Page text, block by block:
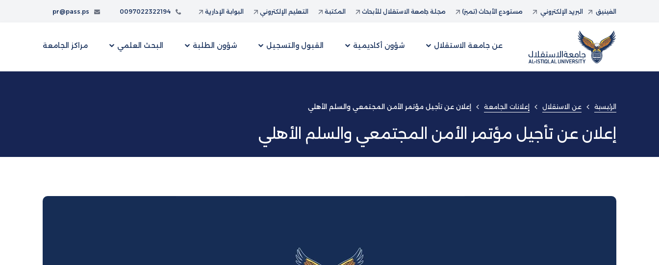
الفينيق البريد الإلكتروني مستودع الأبحاث (تميز) مجلة جامعة الاستقلال للأبحاث المكتبة التعليم الإلكتروني البوابة الإدارية 0097022322194
pr@pass.ps
عن جامعة الاستقلال شؤون أكاديمية القبول والتسجيل شؤون الطلبة البحث العلمي مراكز الجامعة
الرئيسية عن الاستقلال إعلانات الجامعة إعلان عن تأجيل مؤتمر الأمن المجتمعي والسلم الأهلي
إعلان عن تأجيل مؤتمر الأمن المجتمعي والسلم الأهلي